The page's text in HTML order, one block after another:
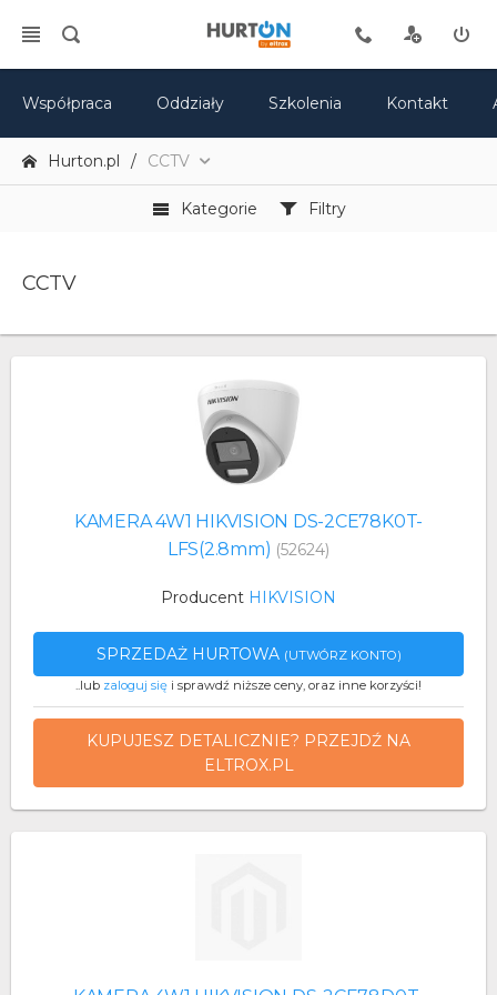
Współpraca Oddziały Szkolenia Kontakt
Hurton.pl CCTV
Kategorie Filtry
CCTV
KAMERA 4W1 HIKVISION DS-2CE78K0T-
LFS(2.8mm) (52624)
Producent HIKVISION
SPRZEDAŻ HURTOWA (UTWÓRZ KONTO)
..lub zaloguj się i sprawdź niższe ceny, oraz inne korzyści!
KUPUJESZ DETALICZNIE? PRZEJDŹ NA
ELTROX.PL